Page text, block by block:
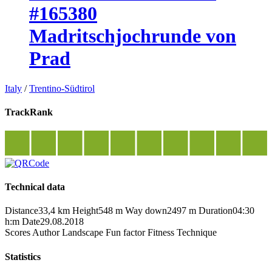
#165380
Madritschjochrunde von
Prad
Italy /Trentino-Südtirol
TrackRank
Technical data
Distance33,4 km Height548 m Way down2497 m Duration04:30
h:m Date29.08.2018
Scores Author Landscape Fun factor Fitness Technique
Statistics